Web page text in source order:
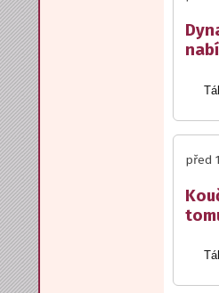
před